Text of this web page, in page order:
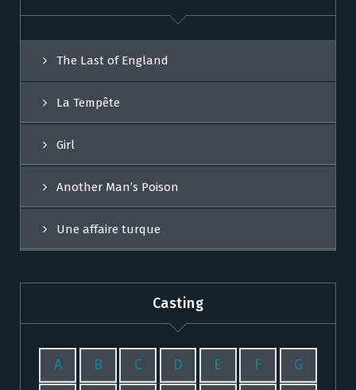
The Last of England
La Tempête
Girl
Another Man’s Poison
Une affaire turque
Casting
A B C D E F G